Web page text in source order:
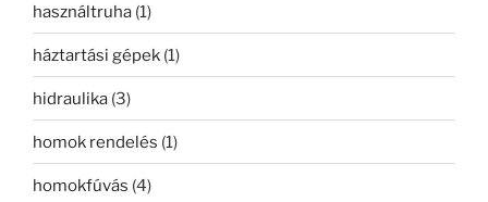
használtruha (1)
háztartási gépek (1)
hidraulika (3)
homok rendelés (1)
homokfúvás (4)